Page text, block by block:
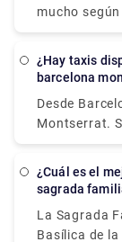
en taxi o
kilómetros (o
mucho
temporada y
aeropuerto
¿Hay taxis disponibles para la guía turística de
barcelona
Desde
Montserrat.
después de
hacer una
Montserrat,
¿Cuál es el mejor precio para reservar entradas basílica
sagrada
La Sagrada
Basílica de